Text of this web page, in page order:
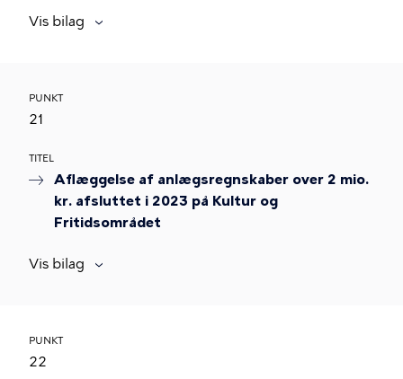
Vis bilag
PUNKT
21
TITEL
Aflæggelse af anlægsregnskaber over 2 mio.
kr. afsluttet i 2023 på Kultur og
Fritidsområdet
Vis bilag
PUNKT
22